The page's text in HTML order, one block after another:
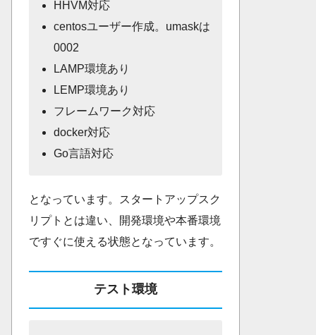
HHVM対応
centosユーザー作成。umaskは
0002
LAMP環境あり
LEMP環境あり
フレームワーク対応
docker対応
Go言語対応
となっています。スタートアップスク
リプトとは違い、開発環境や本番環境
ですぐに使える状態となっています。
テスト環境